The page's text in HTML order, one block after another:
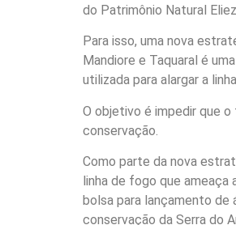
do Patrimônio Natural
Para isso, uma nova
Mandiore e Taquaral é
utilizada para alargar a
O objetivo é impedir que o
conservação.
Como parte da nova
linha de fogo que
bolsa para lançamento de
conservação da Serra do